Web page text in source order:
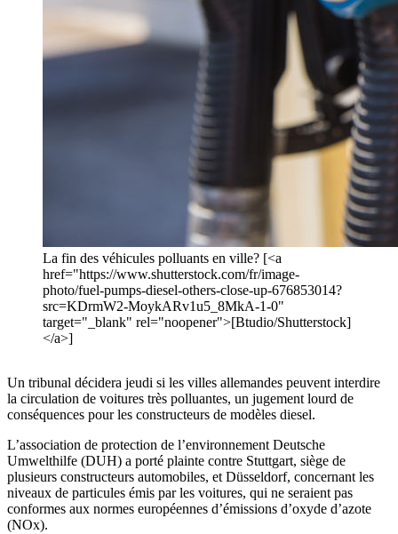
La fin des véhicules polluants en ville? [<a
href="https://www.shutterstock.com/fr/image-
photo/fuel-pumps-diesel-others-close-up-676853014?
src=KDrmW2-MoykARv1u5_8MkA-1-0"
target="_blank" rel="noopener">[Btudio/Shutterstock]
</a>]
Un tribunal décidera jeudi si les villes allemandes peuvent interdire
la circulation de voitures très polluantes, un jugement lourd de
conséquences pour les constructeurs de modèles diesel.
L’association de protection de l’environnement Deutsche
Umwelthilfe (DUH) a porté plainte contre Stuttgart, siège de
plusieurs constructeurs automobiles, et Düsseldorf, concernant les
niveaux de particules émis par les voitures, qui ne seraient pas
conformes aux normes européennes d’émissions d’oxyde d’azote
(NOx).